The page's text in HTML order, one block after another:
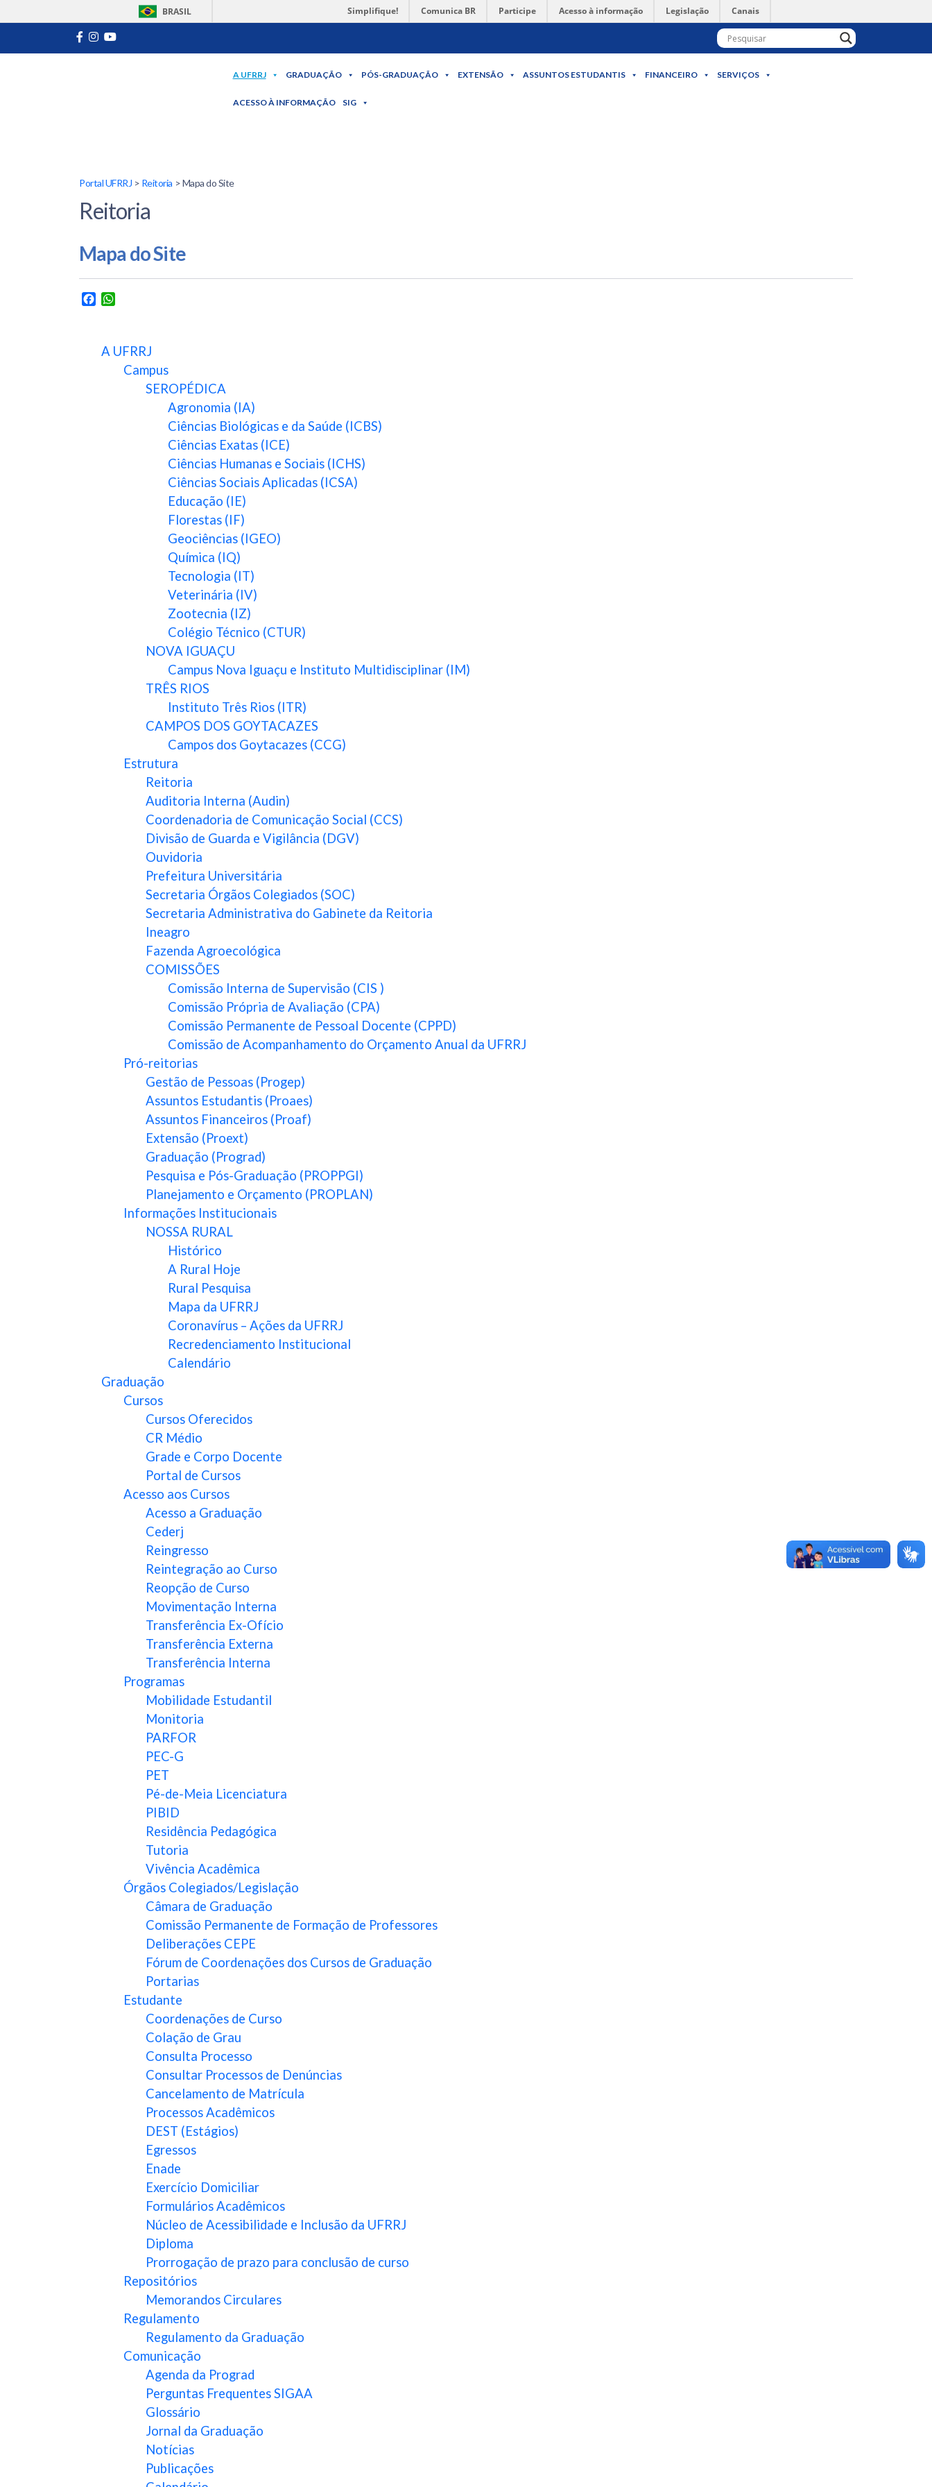
BRASIL Simplifique! Comunica BR Participe Acesso à informação Legislação Canais
A UFRRJ GRADUAÇÃO PÓS-GRADUAÇÃO EXTENSÃO ASSUNTOS ESTUDANTIS FINANCEIRO SERVIÇOS
ACESSO À INFORMAÇÃO SIG
Portal UFRRJ > Reitoria > Mapa do Site
Reitoria
Mapa do Site
Facebook
A UFRRJ
Campus
SEROPÉDICA
Agronomia (IA)
Ciências Biológicas e da Saúde (ICBS)
Ciências Exatas (ICE)
Ciências Humanas e Sociais (ICHS)
Ciências Sociais Aplicadas (ICSA)
Educação (IE)
Florestas (IF)
Geociências (IGEO)
Química (IQ)
Tecnologia (IT)
Veterinária (IV)
Zootecnia (IZ)
Colégio Técnico (CTUR)
NOVA IGUAÇU
Campus Nova Iguaçu e Instituto Multidisciplinar (IM)
TRÊS RIOS
Instituto Três Rios (ITR)
CAMPOS DOS GOYTACAZES
Campos dos Goytacazes (CCG)
Estrutura
Reitoria
Auditoria Interna (Audin)
Coordenadoria de Comunicação Social (CCS)
Divisão de Guarda e Vigilância (DGV)
Ouvidoria
Prefeitura Universitária
Secretaria Órgãos Colegiados (SOC)
Secretaria Administrativa do Gabinete da Reitoria
Ineagro
Fazenda Agroecológica
COMISSÕES
Comissão Interna de Supervisão (CIS )
Comissão Própria de Avaliação (CPA)
Comissão Permanente de Pessoal Docente (CPPD)
Comissão de Acompanhamento do Orçamento Anual da UFRRJ
Pró-reitorias
Gestão de Pessoas (Progep)
Assuntos Estudantis (Proaes)
Assuntos Financeiros (Proaf)
Extensão (Proext)
Graduação (Prograd)
Pesquisa e Pós-Graduação (PROPPGI)
Planejamento e Orçamento (PROPLAN)
Informações Institucionais
NOSSA RURAL
Histórico
A Rural Hoje
Rural Pesquisa
Mapa da UFRRJ
Coronavírus – Ações da UFRRJ
Recredenciamento Institucional
Calendário
Graduação
Cursos
Cursos Oferecidos
CR Médio
Grade e Corpo Docente
Portal de Cursos
Acesso aos Cursos
Acesso a Graduação
Cederj
Reingresso
Reintegração ao Curso
Reopção de Curso
Movimentação Interna
Transferência Ex-Ofício
Transferência Externa
Transferência Interna
Programas
Mobilidade Estudantil
Monitoria
PARFOR
PEC-G
PET
Pé-de-Meia Licenciatura
PIBID
Residência Pedagógica
Tutoria
Vivência Acadêmica
Órgãos Colegiados/Legislação
Câmara de Graduação
Comissão Permanente de Formação de Professores
Deliberações CEPE
Fórum de Coordenações dos Cursos de Graduação
Portarias
Estudante
Coordenações de Curso
Colação de Grau
Consulta Processo
Consultar Processos de Denúncias
Cancelamento de Matrícula
Processos Acadêmicos
DEST (Estágios)
Egressos
Enade
Exercício Domiciliar
Formulários Acadêmicos
Núcleo de Acessibilidade e Inclusão da UFRRJ
Diploma
Prorrogação de prazo para conclusão de curso
Repositórios
Memorandos Circulares
Regulamento
Regulamento da Graduação
Comunicação
Agenda da Prograd
Perguntas Frequentes SIGAA
Glossário
Jornal da Graduação
Notícias
Publicações